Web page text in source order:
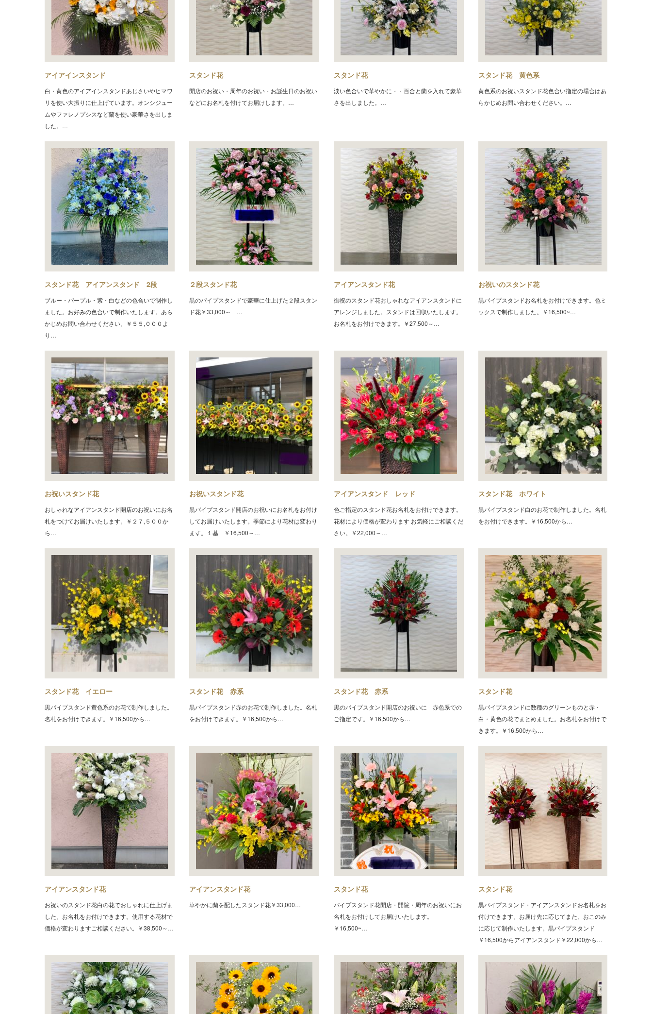
アイアインスタンド
白・黄色のアイアインスタンドあじさいやヒマワ
リを使い大振りに仕上げています。オンシジュー
ムやファレノプシスなど蘭を使い豪華さを出しま
した。…
スタンド花
開店のお祝い・周年のお祝い・お誕生日のお祝い
などにお名札を付けてお届けします。…
スタンド花
淡い色合いで華やかに・・百合と蘭を入れて豪華
さを出しました。…
スタンド花 黄色系
黄色系のお祝いスタンド花色合い指定の場合はあ
らかじめお問い合わせください。…
スタンド花 アイアンスタンド 2段
ブルー・パープル・紫・白などの色合いで制作し
ました。お好みの色合いで制作いたします。あら
かじめお問い合わせください。￥５５,０００よ
り…
２段スタンド花
黒のパイプスタンドで豪華に仕上げた２段スタン
ド花￥33,000～ …
アイアンスタンド花
御祝のスタンド花おしゃれなアイアンスタンドに
アレンジしました。スタンドは回収いたします。
お名札をお付けできます。￥27,500～…
お祝いのスタンド花
黒パイプスタンドお名札をお付けできます。色ミ
ックスで制作しました。￥16,500~…
お祝いスタンド花
おしゃれなアイアンスタンド開店のお祝いにお名
札をつけてお届けいたします。￥２７,５００か
ら…
お祝いスタンド花
黒パイプスタンド開店のお祝いにお名札をお付け
してお届けいたします。季節により花材は変わり
ます。１基 ￥16,500～…
アイアンスタンド レッド
色ご指定のスタンド花お名札をお付けできます。
花材により価格が変わります お気軽にご相談くだ
さい。￥22,000～…
スタンド花 ホワイト
黒パイプスタンド白のお花で制作しました。名札
をお付けできます。￥16,500から…
スタンド花 イエロー
黒パイプスタンド黄色系のお花で制作しました。
名札をお付けできます。￥16,500から…
スタンド花 赤系
黒パイプスタンド赤のお花で制作しました。名札
をお付けできます。￥16,500から…
スタンド花 赤系
黒のパイプスタンド開店のお祝いに 赤色系での
ご指定です。￥16,500から…
スタンド花
黒パイプスタンドに数種のグリーンものと赤・
白・黄色の花でまとめました。お名札をお付けで
きます。￥16,500から…
アイアンスタンド花
お祝いのスタンド花白の花でおしゃれに仕上げま
した。お名札をお付けできます。使用する花材で
価格が変わりますご相談ください。￥38,500～…
アイアンスタンド花
華やかに蘭を配したスタンド花￥33,000…
スタンド花
パイプスタンド花開店・開院・周年のお祝いにお
名札をお付けしてお届けいたします。
￥16,500~…
スタンド花
黒パイプスタンド・アイアンスタンドお名札をお
付けできます。お届け先に応じてまた、おこのみ
に応じて制作いたします。黒パイプスタンド
￥16,500からアイアンスタンド￥22,000から…